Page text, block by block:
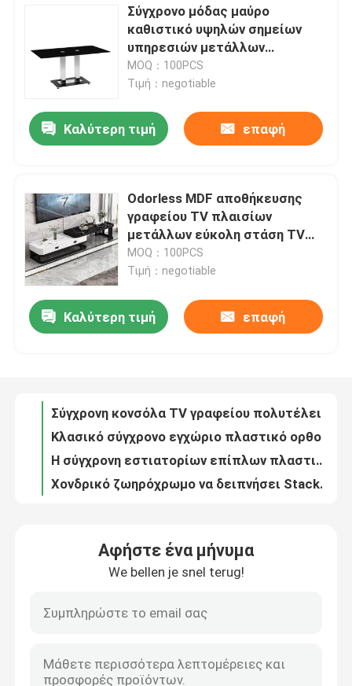
Σπίτι
Προϊόντα
Περίπου εμείς
Ποιοτικός έλεγχος
Μας ελάτε σε επαφή με
Έπιπλα εγχώριων δωματίων
Τραπεζαρία Furnitures
Σύγχρονο μόδας μαύρο
καθιστικό υψηλών σημείων
υπηρεσιών μετάλλων
τραπεζάκι σαλονιού
ορθογώνιο
MOQ：100PCS
Τιμή：negotiable
Καλύτερη τιμή επαφή
Odorless MDF αποθήκευσης
γραφείου TV πλαισίων
μετάλλων εύκολη στάση TV
επίπλων καθιστικών
MOQ：100PCS
Τιμή：negotiable
Καλύτερη τιμή επαφή
Σύγχρονη κονσόλα TV γραφείου πολυτέλειας στάσεων κεντρικής TV ψυχαγωγίας αγροικιών
Υψηλής ποιότητας σύνολο επιτραπέζιου σκεύους καφετεριών καρεκλών εργοστασίων PP πλαστικό, προσαρμοσμένο ταίριασμα
Οι καυτές και ζωηρόχρωμες κλασικές πλαστικές έδρες εστιατορίων μπορούν να συσσωρευθούν, με τη χαμηλή τιμή και τη μεγάλη ικανότητα φόρτωσης
Αφήστε ένα μήνυμα
We bellen je snel terug!